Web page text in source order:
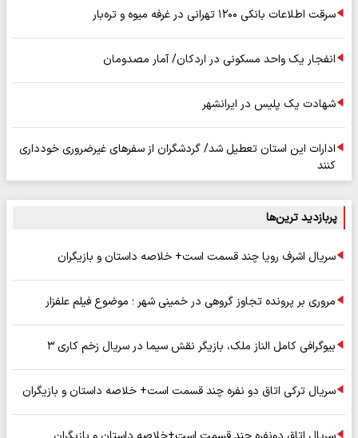
سرقت اطلاعات بانکی ۱۲۰۰ تهرانی در غرفه میوه و تره‌بار
انفجار یک واحد مسکونی در اردکان/ آمار مصدومان
شهادت یک پلیس در ایرانشهر
ادارات این استان تعطیل شد/ گردشگران از سفرهای غیرضروری خودداری
کنند
پربازدید ترین‌ها
سریال اشرف رویا چند قسمت است+ خلاصه داستان و بازیگران
مروری بر پرونده تجاوز گروهی در خمینی شهر ؛ موضوع فیلم علفزار
بیوگرافی کامل الناز ملک، بازیگر نقش سیما در سریال زخم کاری ۳
سریال ترکی اتاق دو نفره چند قسمت است+ خلاصه داستان و بازیگران